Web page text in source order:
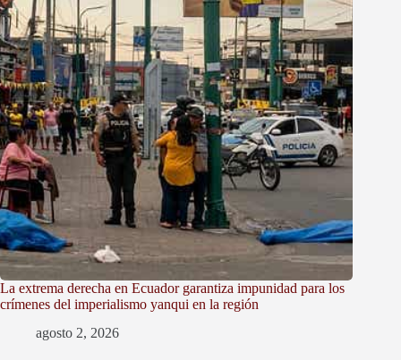
La extrema derecha en Ecuador garantiza impunidad para los
crímenes del imperialismo yanqui en la región
agosto 2, 2026